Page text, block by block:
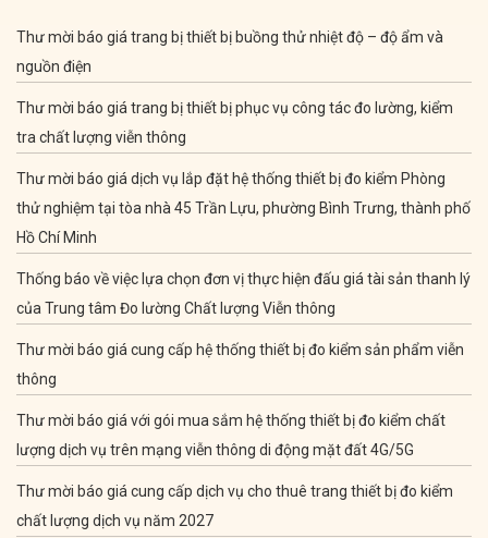
Thư mời báo giá trang bị thiết bị buồng thử nhiệt độ – độ ẩm và
nguồn điện
Thư mời báo giá trang bị thiết bị phục vụ công tác đo lường, kiểm
tra chất lượng viễn thông
Thư mời báo giá dịch vụ lắp đặt hệ thống thiết bị đo kiểm Phòng
thử nghiệm tại tòa nhà 45 Trần Lựu, phường Bình Trưng, thành phố
Hồ Chí Minh
Thống báo về việc lựa chọn đơn vị thực hiện đấu giá tài sản thanh lý
của Trung tâm Đo lường Chất lượng Viễn thông
Thư mời báo giá cung cấp hệ thống thiết bị đo kiểm sản phẩm viễn
thông
Thư mời báo giá với gói mua sắm hệ thống thiết bị đo kiểm chất
lượng dịch vụ trên mạng viễn thông di động mặt đất 4G/5G
Thư mời báo giá cung cấp dịch vụ cho thuê trang thiết bị đo kiểm
chất lượng dịch vụ năm 2027